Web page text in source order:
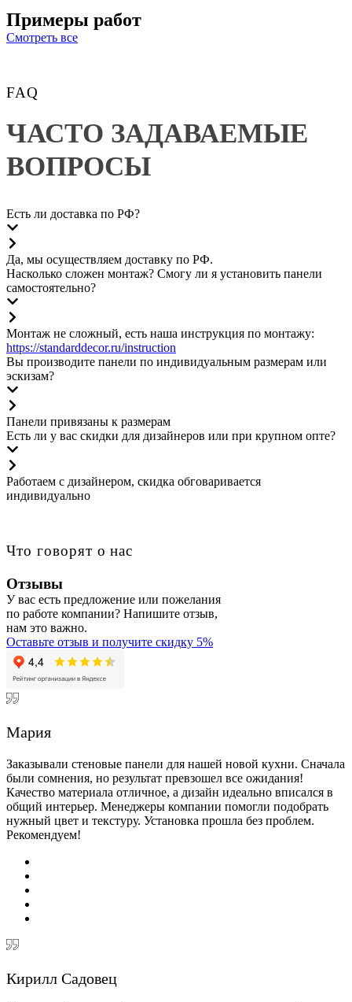
Примеры работ
Смотреть все
FAQ
ЧАСТО ЗАДАВАЕМЫЕ
ВОПРОСЫ
Есть ли доставка по РФ?
Да, мы осуществляем доставку по РФ.
Насколько сложен монтаж? Смогу ли я установить панели
самостоятельно?
Монтаж не сложный, есть наша инструкция по монтажу:
https://standarddecor.ru/instruction
Вы производите панели по индивидуальным размерам или
эскизам?
Панели привязаны к размерам
Есть ли у вас скидки для дизайнеров или при крупном опте?
Работаем с дизайнером, скидка обговаривается
индивидуально
Что говорят о нас
Отзывы
У вас есть предложение или пожелания
по работе компании? Напишите отзыв,
нам это важно.
Оставьте отзыв и получите скидку 5%
Мария
Заказывали стеновые панели для нашей новой кухни. Сначала
были сомнения, но результат превзошел все ожидания!
Качество материала отличное, а дизайн идеально вписался в
общий интерьер. Менеджеры компании помогли подобрать
нужный цвет и текстуру. Установка прошла без проблем.
Рекомендуем!
Кирилл Садовец